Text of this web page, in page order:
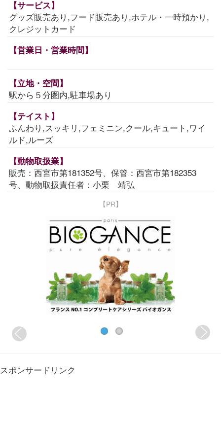
【サービス】
グッズ販売あり,フード販売あり,ホテル・一時預かり,
クレジットカード
【営業日・営業時間】
【立地・空間】
駅から５分圏内,駐車場あり
【テイスト】
ふんわり,スッキリ,フェミニン,クール,キュート,ワイ
ルド,ルーズ
【動物取扱業】
販売：西宮市第181352号、保管：西宮市第182353
号、動物取扱責任者：小栗 靖弘
【PR】
スポンサードリンク